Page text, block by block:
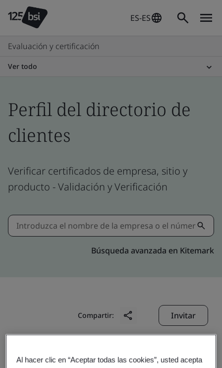
ES-ES
Evaluación y certificación
Ver todo
Perfil del directorio de
clientes
Verificar certificados de empresa, sitio y
producto - Validación y Verificación
Búsqueda avanzada en Kitemark
Compartir: Invitar
Al hacer clic en “Aceptar todas las cookies”, usted acepta